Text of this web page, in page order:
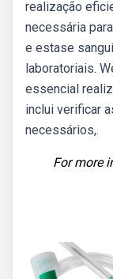
realização
necessária
e estase
laboratoriais.
essencial
inclui verificar
necessários,.
For more